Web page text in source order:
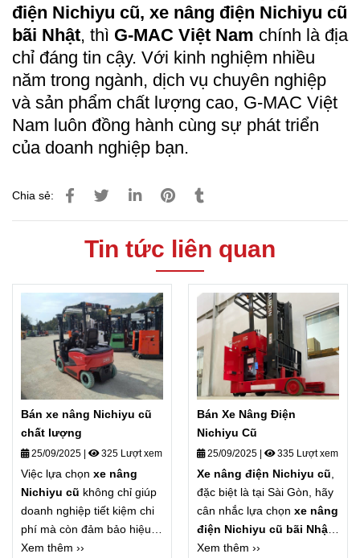
điện Nichiyu cũ, xe nâng điện Nichiyu cũ
bãi Nhật, thì G-MAC Việt Nam chính là địa
chỉ đáng tin cậy. Với kinh nghiệm nhiều
năm trong ngành, dịch vụ chuyên nghiệp
và sản phẩm chất lượng cao, G-MAC Việt
Nam luôn đồng hành cùng sự phát triển
của doanh nghiệp bạn.
Chia sẻ:
Tin tức liên quan
Bán xe nâng Nichiyu cũ
chất lượng
25/09/2025 | 325 Lượt xem
Việc lựa chọn xe nâng
Nichiyu cũ không chỉ giúp
doanh nghiệp tiết kiệm chi
phí mà còn đảm bảo hiệu
quả vận hành trong dài
Xem thêm ››
Bán Xe Nâng Điện
Nichiyu Cũ
25/09/2025 | 335 Lượt xem
Xe nâng điện Nichiyu cũ
đặc biệt là tại Sài Gòn, hãy
cân nhắc lựa chọn xe nâng
điện Nichiyu cũ bãi Nhật
tạiG-MAC Việt Nam
Xem thêm ››